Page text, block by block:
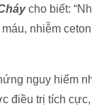
cho biết:
nhiễm
nguy hiểm
điều trị tích